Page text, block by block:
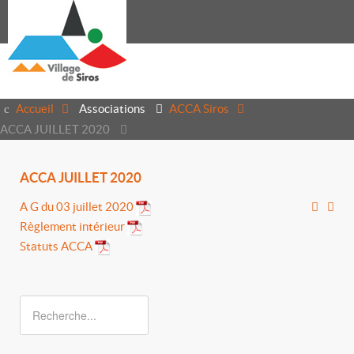
Accueil Associations
ACCA Siros
ACCA JUILLET 2020
ACCA JUILLET 2020
A G du 03 juillet 2020
Règlement intérieur
Statuts ACCA